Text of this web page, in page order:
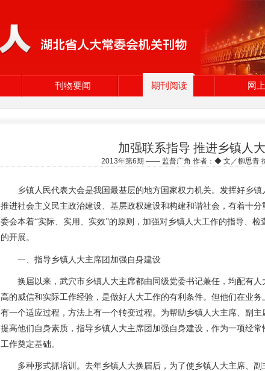
刊物要闻 期刊阅读 网
加强联系指导 推进乡镇人
2013年第6期 —— 监督广角 作者：◆ 文／柳思青
乡镇人民代表大会是我国最基层的地方国家权力机关。发挥好乡镇
推进社会主义民主政治建设、基层政权建设和构建和谐社会，有着十
委会本着“实际、实用、实效”的原则，加强对乡镇人大工作的指导、
的开展。
一、指导乡镇人大主席团加强自身建设
换届以来，武穴市乡镇人大主席都由同级党委书记兼任，均配有人
高的威信和实际工作经验，是做好人大工作的有利条件。但他们在业
有一个适应过程，方法上有一个转变过程。为帮助乡镇人大主席、副
提高他们自身素质，指导乡镇人大主席团加强自身建设，作为一项经
工作奠定基础。
多种形式抓培训。去年乡镇人大换届后，为了使乡镇人大主席、副